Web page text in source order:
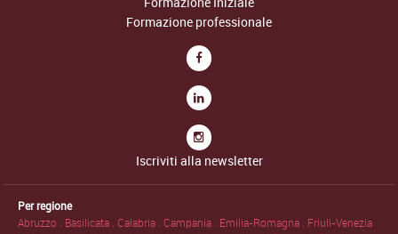
Formazione professionale
Iscriviti alla newsletter
Per regione
Abruzzo . Basilicata .Calabria .Campania . Emilia-Romagna . Friuli-Venezia